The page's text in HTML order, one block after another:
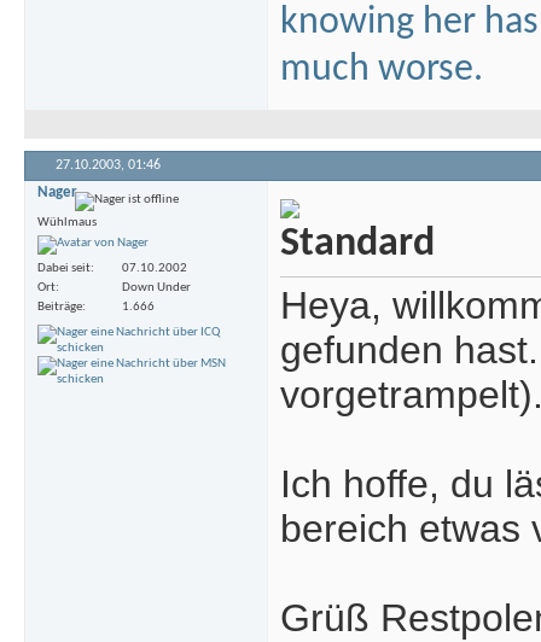
knowing her
much worse.
27.10.2003, 01:46
Nager
Wühlmaus
Dabei seit
07.10.2002
Ort
Down Under
Beiträge
1.666
Heya,
gefunden
Ich hoffe, du
bereich etwas
Grüß